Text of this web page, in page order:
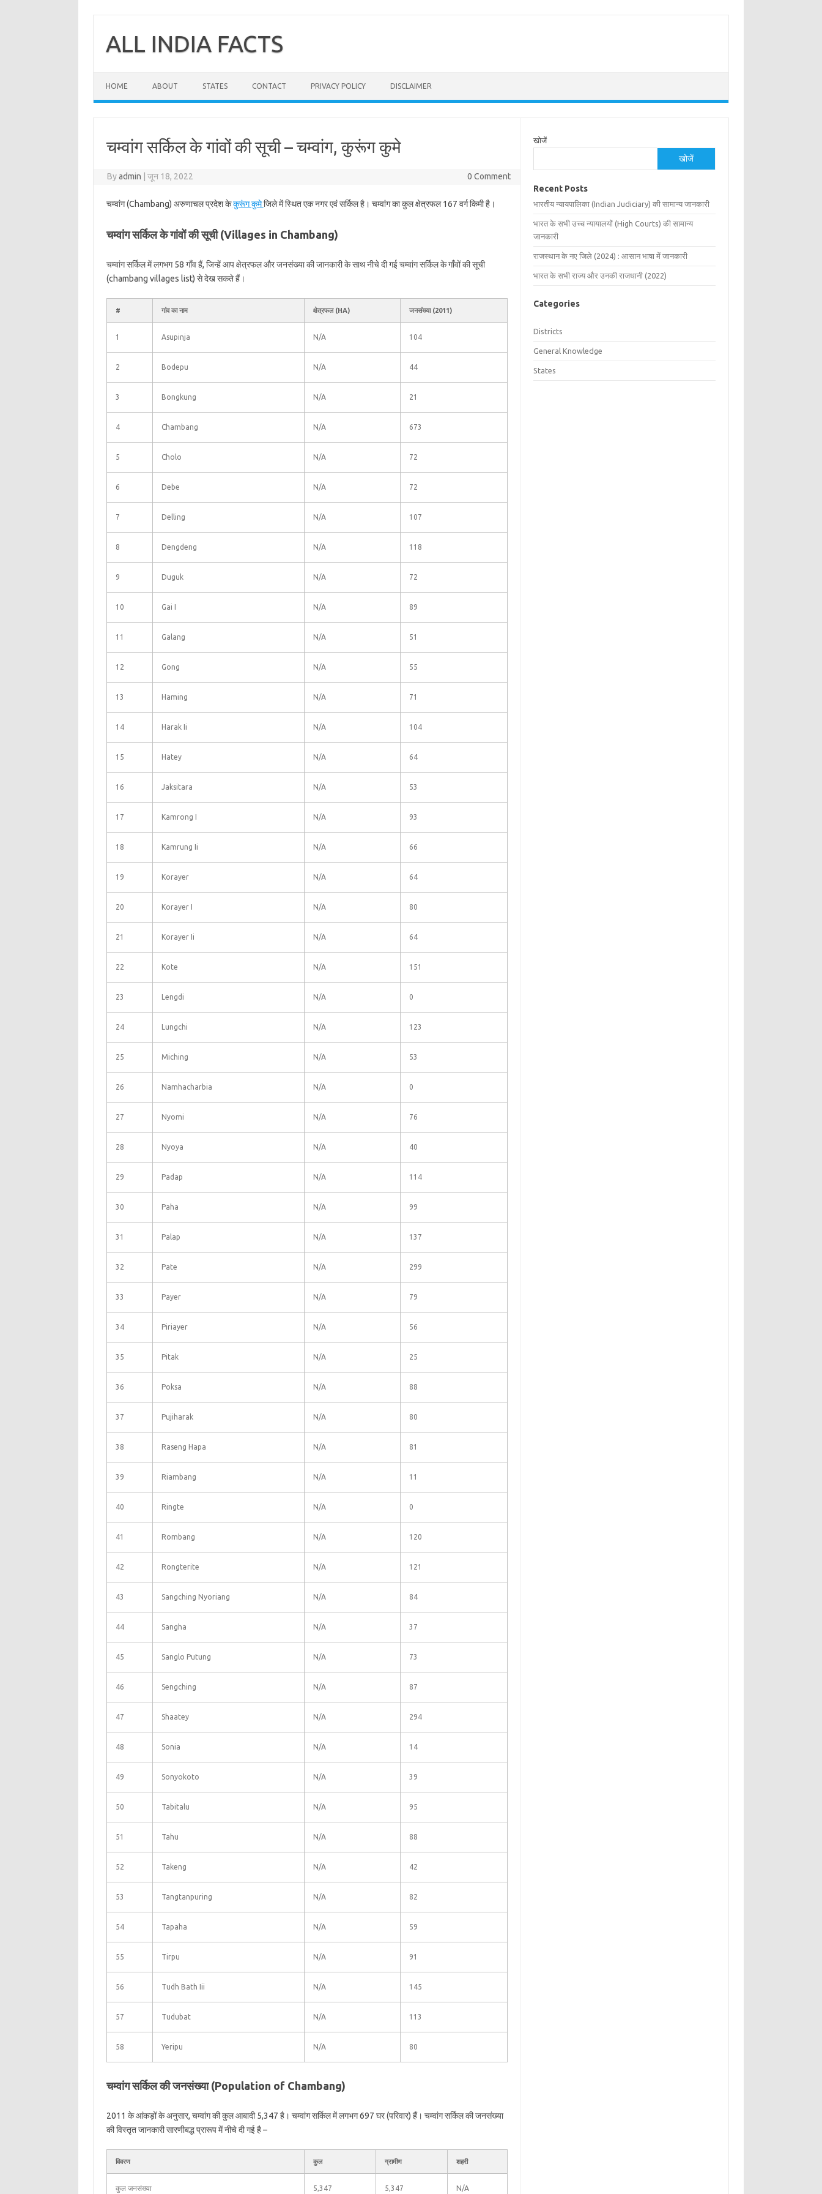
contentALL INDIA FACTS
HOME ABOUT STATES CONTACT PRIVACY POLICY DISCLAIMER
चम्वांग सर्किल के गांवों की सूची – चम्वांग, कुरूंग कुमे
Byadmin जून 18, 2022 0 Comment
चम्वांग (Chambang) अरुणाचल प्रदेश केकुरूंग कुमेजिले में स्थित एक नगर एवं सर्किल है। चम्वांग का कुल क्षेत्रफल 167 वर्ग किमी है।
चम्वांग सर्किल के गांवों की सूची (Villages in Chambang)
चम्वांग सर्किल में लगभग 58 गाँव हैं, जिन्हें आप क्षेत्रफल और जनसंख्या की जानकारी के साथ नीचे दी गई चम्वांग सर्किल के गाँवों की सूची
(chambang villages list) से देख सकते हैं।
# गांव का नाम क्षेत्रफल (HA) जनसंख्या (2011)
1 Asupinja N/A 104
2 Bodepu N/A 44
3 Bongkung N/A 21
4 Chambang N/A 673
5 Cholo N/A 72
6 Debe N/A 72
7 Delling N/A 107
8 Dengdeng N/A 118
9 Duguk N/A 72
10 Gai I N/A 89
11 Galang N/A 51
12 Gong N/A 55
13 Haming N/A 71
14 Harak Ii N/A 104
15 Hatey N/A 64
16 Jaksitara N/A 53
17 Kamrong I N/A 93
18 Kamrung Ii N/A 66
19 Korayer N/A 64
20 Korayer I N/A 80
21 Korayer Ii N/A 64
22 Kote N/A 151
23 Lengdi N/A 0
24 Lungchi N/A 123
25 Miching N/A 53
26 Namhacharbia N/A 0
27 Nyomi N/A 76
28 Nyoya N/A 40
29 Padap N/A 114
30 Paha N/A 99
31 Palap N/A 137
32 Pate N/A 299
33 Payer N/A 79
34 Piriayer N/A 56
35 Pitak N/A 25
36 Poksa N/A 88
37 Pujiharak N/A 80
38 Raseng Hapa N/A 81
39 Riambang N/A 11
40 Ringte N/A 0
41 Rombang N/A 120
42 Rongterite N/A 121
43 Sangching Nyoriang N/A 84
44 Sangha N/A 37
45 Sanglo Putung N/A 73
46 Sengching N/A 87
47 Shaatey N/A 294
48 Sonia N/A 14
49 Sonyokoto N/A 39
50 Tabitalu N/A 95
51 Tahu N/A 88
52 Takeng N/A 42
53 Tangtanpuring N/A 82
54 Tapaha N/A 59
55 Tirpu N/A 91
56 Tudh Bath Iii N/A 145
57 Tudubat N/A 113
58 Yeripu N/A 80
चम्वांग सर्किल की जनसंख्या (Population of Chambang)
2011 के आंकड़ों के अनुसार, चम्वांग की कुल आबादी 5,347 है। चम्वांग सर्किल में लगभग 697 घर (परिवार) हैं। चम्वांग सर्किल की जनसंख्या
की विस्तृत जानकारी सारणीबद्ध प्रारूप में नीचे दी गई है –
विवरण कुल ग्रामीण शहरी
कुल जनसंख्या 5,347 5,347 N/A
खोजें
खोजें
Recent Posts
भारतीय न्यायपालिका (Indian Judiciary) की सामान्य जानकारी
भारत के सभी उच्च न्यायालयों (High Courts) की सामान्य
जानकारी
राजस्थान के नए जिले (2024) : आसान भाषा में जानकारी
भारत के सभी राज्य और उनकी राजधानी (2022)
Categories
Districts
General Knowledge
States